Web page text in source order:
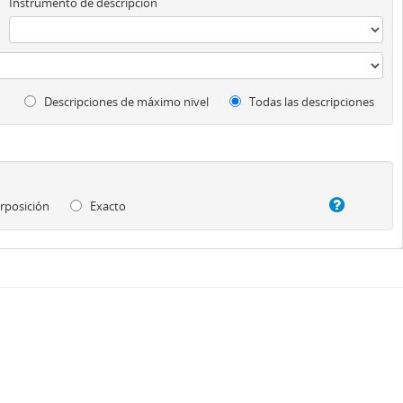
Descripciones de máximo nivel Todas las descripciones
Exacto